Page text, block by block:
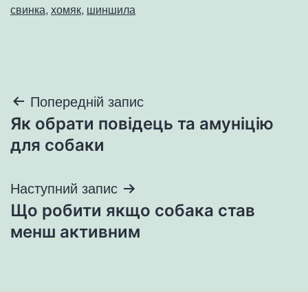
свинка, хомяк, шиншила
Навігація
записів
Попередній запис
Як обрати повідець та амуніцію
для собаки
Наступний запис
Що робити якщо собака став
менш активним